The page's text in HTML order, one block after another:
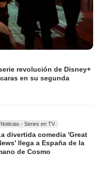
revolución de Disney+
en su segunda
Noticias - Series en TV
divertida comedia 'Great
llega a España de la
de Cosmo